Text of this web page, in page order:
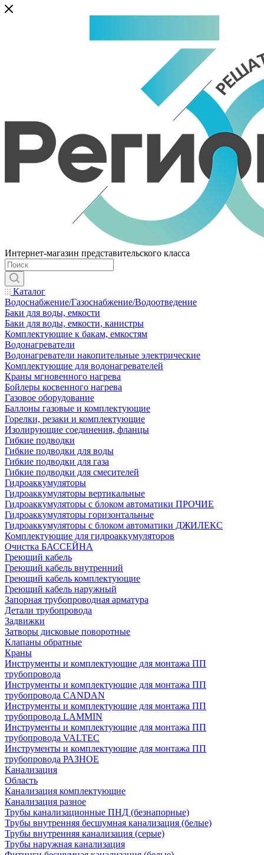
Интернет-магазин представительского класса
Каталог
Водоснабжение/Газоснабжение/Водоотведение
Баки для воды, емкости
Баки для воды, емкости, канистры
Комплектующие к бакам, емкостям
Водонагреватели
Водонагреватели накопительные электрические
Комплектующие для водонагревателей
Краны мгновенного нагрева
Бойлеры косвенного нагрева
Газовое оборудование
Баллоны газовые и комплектующие
Горелки, резаки и комплектующие
Изолирующие соединения, фланцы
Гибкие подводки
Гибкие подводки для воды
Гибкие подводки для газа
Гибкие подводки для смесителей
Гидроаккумуляторы
Гидроаккумуляторы вертикальные
Гидроаккумуляторы с блоком автоматики ПРОЧИЕ
Гидроаккумуляторы горизонтальные
Гидроаккумуляторы с блоком автоматики ДЖИЛЕКС
Комплектующие для гидроаккумуляторов
Очистка БАССЕЙНА
Греющий кабель
Греющий кабель внутренний
Греющий кабель комплектующие
Греющий кабель наружный
Запорная трубопроводная арматура
Детали трубопровода
Задвижки
Затворы дисковые поворотные
Клапаны обратные
Краны
Инструменты и комплектующие для монтажа ПП
трубопровода
Инструменты и комплектующие для монтажа ПП
трубопровода CANDAN
Инструменты и комплектующие для монтажа ПП
трубопровода LAMMIN
Инструменты и комплектующие для монтажа ПП
трубопровода VALTEC
Инструменты и комплектующие для монтажа ПП
трубопровода РАЗНОЕ
Канализация
Область
Канализация комплектующие
Канализация разное
Трубы канализационные ПНД (безнапорные)
Трубы внутренняя бесшумная канализация (белые)
Трубы внутренняя канализация (серые)
Трубы наружная канализация